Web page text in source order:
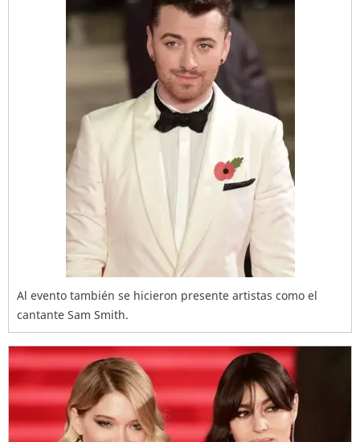
Al evento también se hicieron presente artistas como el
cantante Sam Smith.